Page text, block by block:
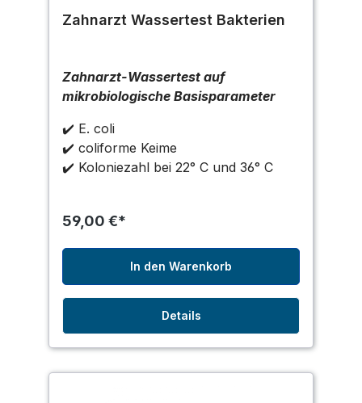
Zahnarzt Wassertest Bakterien
Zahnarzt-Wassertest auf
mikrobiologische Basisparameter
✔️ E. coli
✔️ coliforme Keime
✔️ Koloniezahl bei 22° C und 36° C
59,00 €*
In den Warenkorb
Details